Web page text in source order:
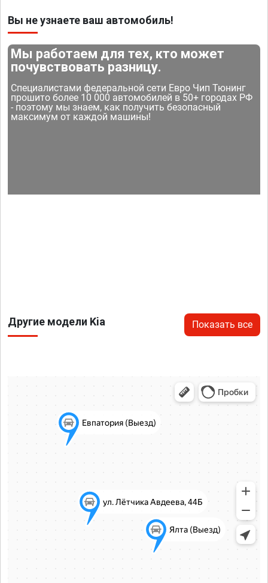
Вы не узнаете ваш автомобиль!
Мы работаем для тех, кто может
почувствовать разницу.
Специалистами федеральной сети Евро Чип Тюнинг
прошито более 10 000 автомобилей в 50+ городах РФ
- поэтому мы знаем, как получить безопасный
максимум от каждой машины!
Другие модели Kia Показать все